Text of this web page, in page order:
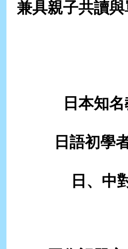
兼具親子共讀
日本知
日語初學
日、中